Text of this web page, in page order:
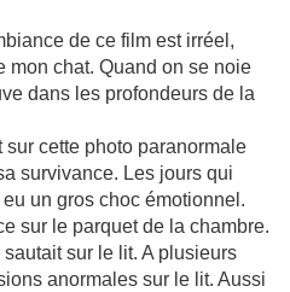
de ce film est irréel,
mon chat. Quand on se noie
dans les profondeurs de la
sur cette photo paranormale
survivance. Les jours qui
un gros choc émotionnel.
sur le parquet de la chambre.
sur le lit. A plusieurs
anormales sur le lit. Aussi